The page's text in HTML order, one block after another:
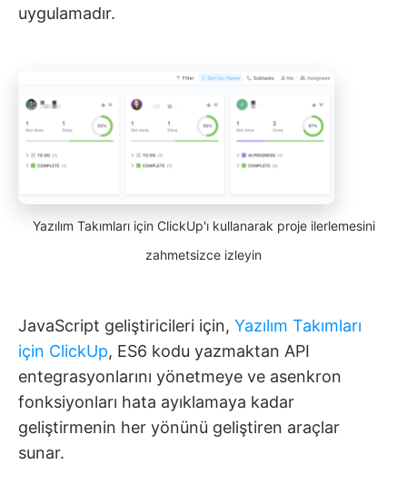
uygulamadır.
Yazılım Takımları için ClickUp'ı kullanarak proje ilerlemesini
zahmetsizce izleyin
JavaScript geliştiricileri için, Yazılım Takımları
için ClickUp, ES6 kodu yazmaktan API
entegrasyonlarını yönetmeye ve asenkron
fonksiyonları hata ayıklamaya kadar
geliştirmenin her yönünü geliştiren araçlar
sunar.